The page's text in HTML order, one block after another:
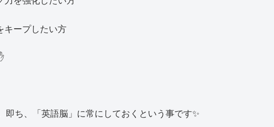
キープしたい方
即ち、「英語脳」に常にしておくという事です✨